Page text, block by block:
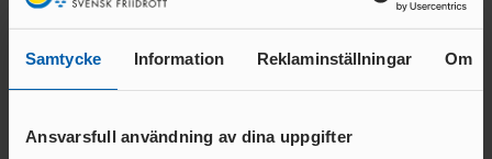
Samtycke Information Reklaminställningar Om
Ansvarsfull användning av dina uppgifter
I tävlingarna ingick ett antal DM-grenar för Västsvenska FIF,
Distriktsmästarna redovisas i en annan text. Ett extra påpekande
Stjärnspelen i Arvika 27-28 juli